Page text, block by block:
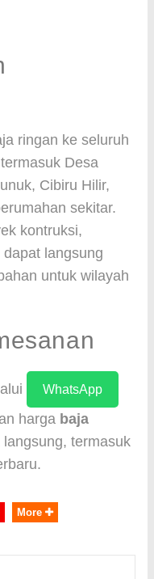
ringan ke seluruh
Desa
Cibiru Hilir,
sekitar.
kontruksi,
langsung
untuk wilayah
WhatsApp
harga baja
langsung, termasuk
More